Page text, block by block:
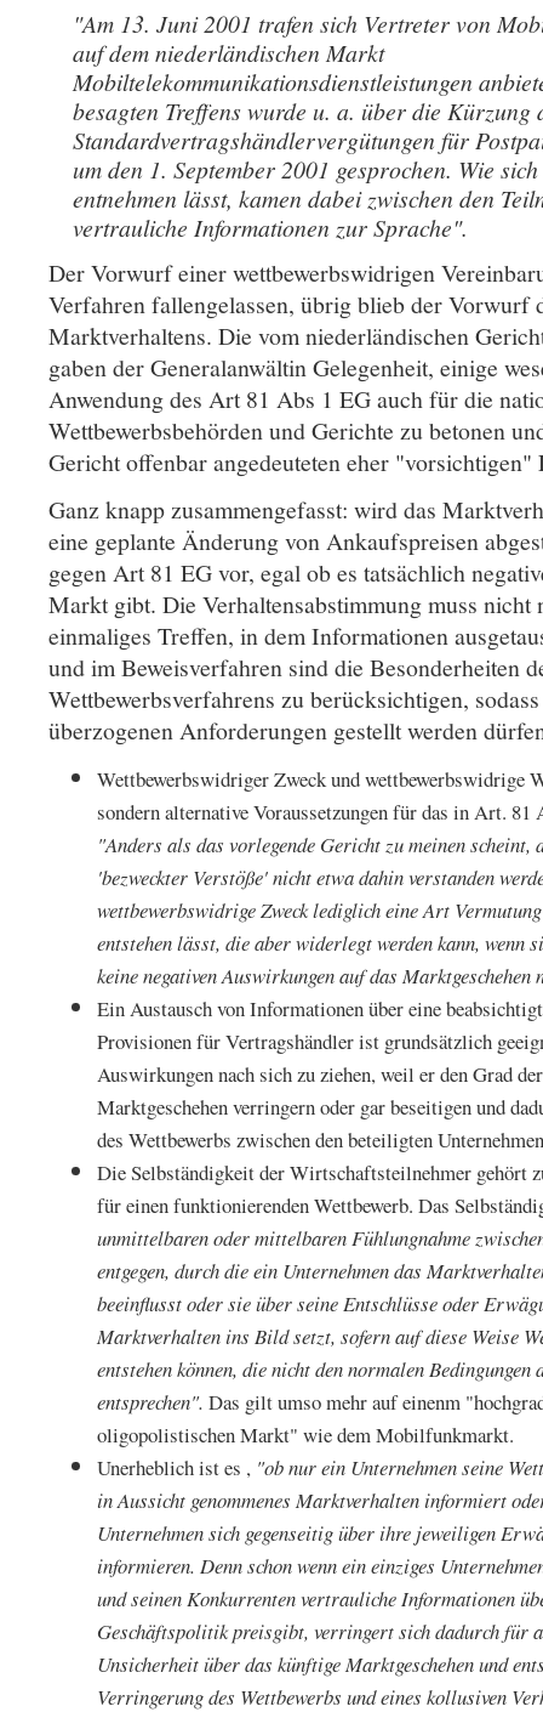
"Am 13. Juni 2001 trafen sich Vertreter von
auf dem niederländischen Markt
Mobiltelekommunikationsdienstleistungen
besagten Treffens wurde u. a. über die Kürzung
Standardvertragshändlervergütungen für
um den 1. September 2001 gesprochen. Wie
entnehmen lässt, kamen dabei zwischen den
vertrauliche Informationen zur Sprache".
Der Vorwurf einer wettbewerbswidrigen
Verfahren fallengelassen, übrig blieb der Vorwurf
Marktverhaltens. Die vom niederländischen
gaben der Generalanwältin Gelegenheit, einige
Anwendung des Art 81 Abs 1 EG auch für die
Wettbewerbsbehörden und Gerichte zu betonen
Gericht offenbar angedeuteten eher "vorsichtigen"
Ganz knapp zusammengefasst: wird das
eine geplante Änderung von Ankaufspreisen
gegen Art 81 EG vor, egal ob es tatsächlich
Markt gibt. Die Verhaltensabstimmung muss nicht
einmaliges Treffen, in dem Informationen
und im Beweisverfahren sind die Besonderheiten
Wettbewerbsverfahrens zu berücksichtigen,
überzogenen Anforderungen gestellt werden
Wettbewerbswidriger Zweck und wettbewerbswidrige
sondern alternative Voraussetzungen für das in Art.
"Anders als das vorlegende Gericht zu meinen
'bezweckter Verstöße' nicht etwa dahin verstanden
wettbewerbswidrige Zweck lediglich eine Art
entstehen lässt, die aber widerlegt werden kann, wenn
keine negativen Auswirkungen auf das Marktgeschehen
Ein Austausch von Informationen über eine
Provisionen für Vertragshändler ist grundsätzlich
Auswirkungen nach sich zu ziehen, weil er den Grad
Marktgeschehen verringern oder gar beseitigen und
des Wettbewerbs zwischen den beteiligten
Die Selbständigkeit der Wirtschaftsteilnehmer gehört
für einen funktionierenden Wettbewerb. Das
unmittelbaren oder mittelbaren Fühlungnahme
entgegen, durch die ein Unternehmen das
beeinflusst oder sie über seine Entschlüsse oder
Marktverhalten ins Bild setzt, sofern auf diese Weise
entstehen können, die nicht den normalen Bedingungen
entsprechen". Das gilt umso mehr auf einenm
oligopolistischen Markt" wie dem Mobilfunkmarkt.
Unerheblich ist es , "ob nur ein Unternehmen seine
in Aussicht genommenes Marktverhalten informiert
Unternehmen sich gegenseitig über ihre jeweiligen
informieren. Denn schon wenn ein einziges
und seinen Konkurrenten vertrauliche Informationen
Geschäftspolitik preisgibt, verringert sich dadurch für
Unsicherheit über das künftige Marktgeschehen und
Verringerung des Wettbewerbs und eines kollusiven